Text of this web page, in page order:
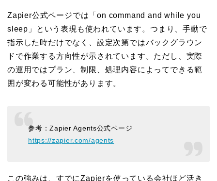
Zapier公式ページでは「on command and while you
sleep」という表現も使われています。つまり、手動で
指示した時だけでなく、設定次第ではバックグラウン
ドで作業する方向性が示されています。ただし、実際
の運用ではプラン、制限、処理内容によってできる範
囲が変わる可能性があります。
参考：Zapier Agents公式ページ
https://zapier.com/agents
この強みは、すでにZapierを使っている会社ほど活き